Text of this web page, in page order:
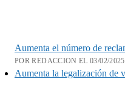
Aumenta el número de
POR REDACCION EL 03/02/2025
Aumenta la legalización de